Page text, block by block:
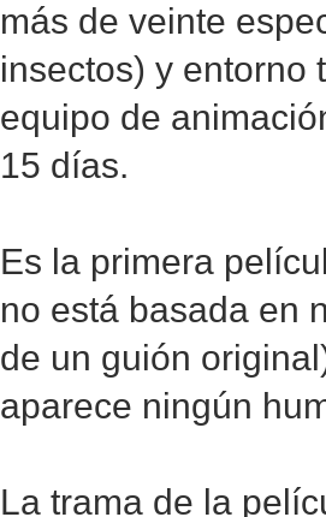
más de veinte
insectos) y entorno
equipo de
15 días.
Es la primera
no está basada en
de un guión
aparece ningún
La trama de la